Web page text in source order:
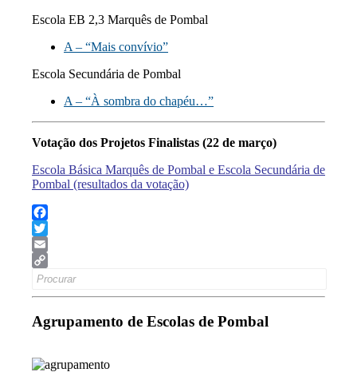
Escola EB 2,3 Marquês de Pombal
A – “Mais convívio”
Escola Secundária de Pombal
A – “À sombra do chapéu…”
Votação dos Projetos Finalistas (22 de março)
Escola Básica Marquês de Pombal e Escola Secundária de
Pombal (resultados da votação)
Facebook
Twitter
Email
Copy
Search
Agrupamento de Escolas de Pombal